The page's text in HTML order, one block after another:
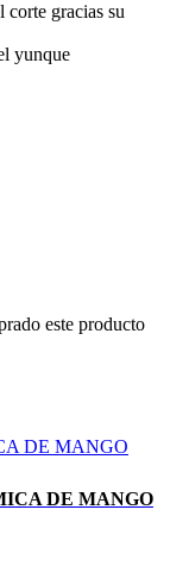
gracias su
yunque
este producto
DE MANGO